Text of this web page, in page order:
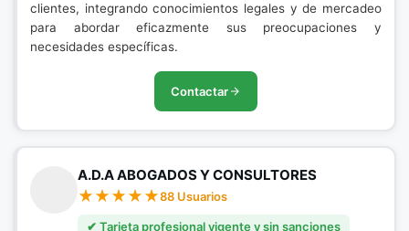
clientes, integrando conocimientos legales y de mercadeo
para abordar eficazmente sus preocupaciones y
necesidades específicas.
Contactar
A.D.A ABOGADOS Y CONSULTORES
88 Usuarios
✔ Tarjeta profesional vigente y sin sanciones